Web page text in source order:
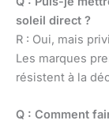
soleil direct ?
R : Oui, mais
Les marques
résistent à la
Q : Comment